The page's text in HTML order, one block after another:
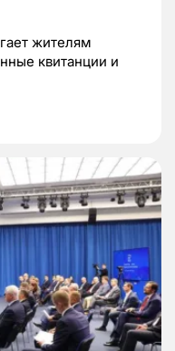
жителям
квитанции и